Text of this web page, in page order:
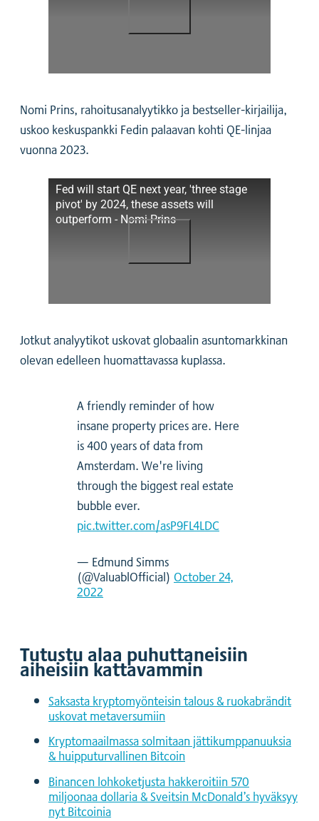
Nomi Prins, rahoitusanalyytikko ja bestseller-kirjailija,
uskoo keskuspankki Fedin palaavan kohti QE-linjaa
vuonna 2023.
Fed will start QE next year, 'three stage
pivot' by 2024, these assets will
outperform - Nomi Prins
Jotkut analyytikot uskovat globaalin asuntomarkkinan
olevan edelleen huomattavassa kuplassa.
A friendly reminder of how
insane property prices are. Here
is 400 years of data from
Amsterdam. We're living
through the biggest real estate
bubble ever.
pic.twitter.com/asP9FL4LDC
— Edmund Simms
(@ValuablOfficial) October 24,
2022
Tutustu alaa puhuttaneisiin
aiheisiin kattavammin
Saksasta kryptomyönteisin talous & ruokabrändit
uskovat metaversumiin
Kryptomaailmassa solmitaan jättikumppanuuksia
& huipputurvallinen Bitcoin
Binancen lohkoketjusta hakkeroitiin 570
miljoonaa dollaria & Sveitsin McDonald’s hyväksyy
nyt Bitcoinia